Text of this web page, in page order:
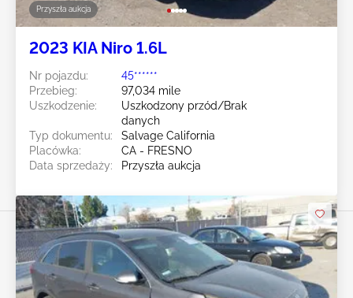
Przyszła aukcja
2023 KIA Niro 1.6L
Nr pojazdu:
45******
Przebieg:
97,034 mile
Uszkodzenie:
Uszkodzony przód/Brak
danych
Typ dokumentu:
Salvage California
Placówka:
CA - FRESNO
Data sprzedaży:
Przyszła aukcja